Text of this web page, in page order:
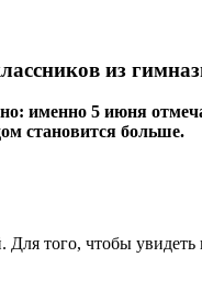
из
именно 5 июня
становится больше.
того, чтобы